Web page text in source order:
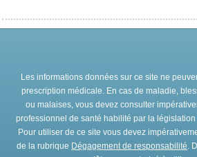
Les informations données sur ce site ne
prescription médicale. En cas de maladie,
ou malaises, vous devez consulter
professionnel de santé habilité par la législation
Pour utiliser de ce site vous devez
de la rubrique Dégagement de responsabilité .